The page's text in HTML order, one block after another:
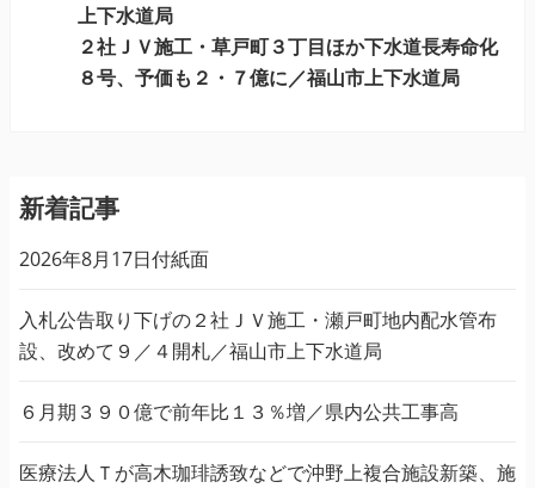
上下水道局
２社ＪＶ施工・草戸町３丁目ほか下水道長寿命化
８号、予価も２・７億に／福山市上下水道局
新着記事
2026年8月17日付紙面
入札公告取り下げの２社ＪＶ施工・瀬戸町地内配水管布
設、改めて９／４開札／福山市上下水道局
６月期３９０億で前年比１３％増／県内公共工事高
医療法人Ｔが高木珈琲誘致などで沖野上複合施設新築、施